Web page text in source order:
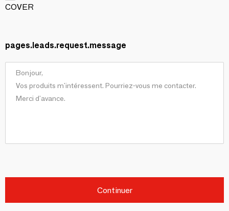
COVER
pages.leads.request.message
Continuer